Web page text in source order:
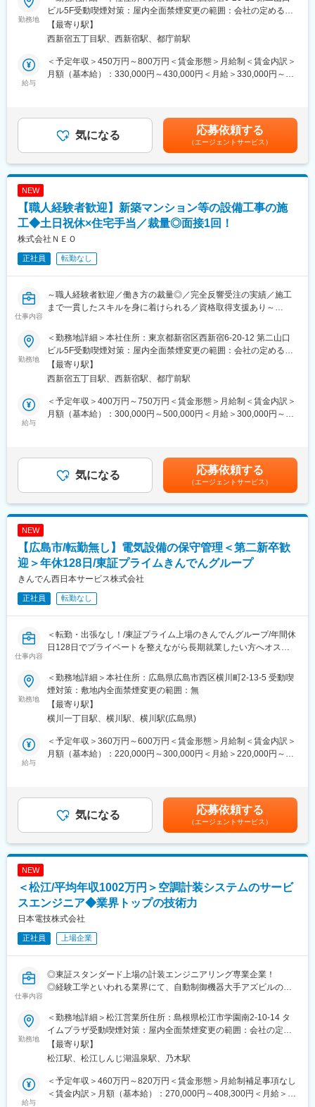
(3)消防設備工事…火災警報器や誘導灯、消火器の更新など、消防
設備機器の管理全般を行います。
＊お客様に対しての機器販売や修繕提案などの営業的な要素はあ
りませんのでご安心ください
▽働き方について
していただきます。休日出勤が発生した場合には、振返休日を取
得していただけます。
・移動時間の関係上、就業時間前の出勤が発生する場合がありま
す。
・施工管理経験を活かして、ご自身の裁量を持って働きたい方
・建築、設備、教育/育成など多分野に興味がある方
・成長企業でチャレンジしたい方
■業務内容
同社の設備施工管理業務をお任せいたします。
都内23区内の新築マンション・新築ホテル・新築オフィスビルの
《具体的な業務内容》
・担当案件エリア：
お1人当たり都内23区内の、1～2件の現場をお任せします
の現場はすべて同社が管理いたします。
依頼主との工事の進め方や協力業者をどこにお任せするのかを
進めながら決めて行きます。
《組織体制》
り、風通しが良く比較的若い組織です。
◎ご入社後、業務になれた後の裁量は各自に任せているため、比
較的に自由にご自身で調整でき、メリハリを付けて就労頂ける環
境
◎成果や仕事内容に応じてしっかりと昇給する風土もあり、経験
者は入社3年で年収1000万超えを目指していただくことも可能
■同社の特徴
規模感の同業の企業様に、年に数回公演会などを依頼される程の
技術力と実績を誇っております。
勤務地
ビル5F受動喫煙対策：屋内全面禁煙変更の範囲：会社の定める事
業所
【最寄り駅】
西新宿五丁目駅、西新宿駅、都庁前駅
給与
＜予定年収＞450万円～800万円＜賃金形態＞月給制＜賃金内訳＞
月額（基本給）：330,000円～430,000円＜月給＞330,000円～
て決定賃金はあくまでも目安の金額であり、選考を通じて上下す
る可能性があります。月給(月額)は固定手当を含めた表記です。
気になる 応募依頼する
（エージェントサービス）
NEW
【職人経験者歓迎】新築マンション等の設備工事の施
工◆土日祝休×住宅手当／裁量◎面接1回！
株式会社ＮＥＯ
正社員 転勤なし
仕事内容
～職人経験者歓迎／働き方の裁量◎／完全反響受注の実績／施工
まで一貫したスキルを身に着けられる／資格取得支援あり～
★こんな方におススメです！★
・建設業界が好きで、働き方を整えながら業務をしたい方
・建物設備に関するスキルの幅を広げていきたい方
・成長企業でチャレンジしていきたい人
■業務内容
同社の設備施工管理業務をお任せいたします。
都内23区内の新築マンション・新築ホテル・新築オフィスビルの
《具体的な業務内容》
・担当案件エリア：1人当たり都内23区内の、1～2件の現場をお
任せします
業して頂いたり弊社の施工管理業務の補助をしていただきます。
《組織体制》
・常勤8名・非常勤２名の少数精鋭組織です。
20代~40代の方が中心で構成されており、風通しが良く比較的
■就業環境について
ご入社後、業務になれた後の裁量は各自に任せているため、比較
そのためメリハリを付けて就労頂ける環境です。
また、果や仕事内容に応じてしっかりと昇給する風土です。
■同社の特徴
2005年に先代の代表と、現在の2代目の代表で創業し立ち上げ、
自社にて独学の「無駄を極限まで省く施工方法」を確立し、創業
から営業活動1度も行った事がございません。当社比べて何倍もの
変更の範囲：会社の定める業務
勤務地
＜勤務地詳細＞本社住所：東京都新宿区西新宿6-20-12 第二山口
ビル5F受動喫煙対策：屋内全面禁煙変更の範囲：会社の定める事
業所
【最寄り駅】
西新宿五丁目駅、西新宿駅、都庁前駅
給与
＜予定年収＞400万円～750万円＜賃金形態＞月給制＜賃金内訳＞
月額（基本給）：300,000円～500,000円＜月給＞300,000円～
能力に応じて決定賃金はあくまでも目安の金額であり、選考を通
じて上下する可能性があります。月給(月額)は固定手当を含めた表
気になる 応募依頼する
（エージェントサービス）
NEW
【広島市/転勤無し】電気設備の保守管理＜第二新卒歓
迎＞年休128日/東証プライムきんでんグループ
きんでん西日本サービス株式会社
正社員 転勤なし
仕事内容
＜転勤・出張なし！/東証プライム上場のきんでんグループ/年間休
日128日でプライベートを整えながら長期就業したい方へオスス
親会社である『株式会社きんでん』が手がけたビル等で使用され
る電気設備の保守、メンテナンス、リニューアル工事において、
施工管理業務をご担当頂きます
■職務内容
広島市内の既存の建物を中心に、メンテナンス・リニューアルを
行っていただきます。 協力会社の方と協同し、案件の施工を管理
頂きます。
＜工事の流れ＞
・設計図の作成
・積算・見積、契約
・現場業務
工事現場で進捗などを確認。図面通り、スケジュール通りに工事
が進むよう、指示出しします。また安全管理も重要な仕事です
※図面の作成については、改修やリニューアルが主なため既にある
図面に対し、手を加える形となるため一から作図することはござ
【施工エリア】
広島市内が中心
【工期】
1日～1ヶ月程度
※泊りがけの出張などは発生しません
お客様の都合により、土日出社する場合もございますが、その場
合は 代休を取得を行い、ワークライフバランスを重視した職場で
す
※土日の出社頻度は月１日程度となります
勤務地
＜勤務地詳細＞本社住所：広島県広島市西区横川町2-13-5 受動喫
煙対策：敷地内全面禁煙変更の範囲：無
【最寄り駅】
横川一丁目駅、横川駅、横川駅(広島県)
給与
＜予定年収＞360万円～600万円＜賃金形態＞月給制＜賃金内訳＞
月額（基本給）：220,000円～300,000円＜月給＞220,000円～
績による■モデル年収：480万円（入社4年目）600万円（入社12
年目）855万円（入社24年目）賃金はあくまでも目安の金額であ
り、選考を通じて上下する可能性があります。月給(月額)は固定手
当を含めた表記です。
気になる 応募依頼する
（エージェントサービス）
NEW
＜松江/平均年収1002万円＞空調計装システムのサービ
スエンジニア◆業界トップの技術力
日本電技株式会社
正社員 上場企業
仕事内容
◎東証スタンダード上場の計装エンジニアリング専業企業！
◎経験工学といわれる業界にて、自動制御機器大手アズビルの最
◎脱炭素などサステナブルな社会の実現にも貢献！
◎男性育休取得率75％！
＼最少のエネルギーで快適な環境を実現する技術／
計装とは…ビルや工場において、空調や生産ラインなど各種の設
備・機械装置を計測・監視・制御の手法によって自動コントロー
ルする技術のこと
近年、省エネ化に必須の技術として注目され、最新のIoT・AI技術
勤務地
＜勤務地詳細＞松江営業所住所：島根県松江市学園南2-10-14 タ
イムプラザ受動喫煙対策：屋内全面禁煙変更の範囲：会社の定め
る事業所（リモートワーク含む）
【最寄り駅】
松江駅、松江しんじ湖温泉駅、乃木駅
給与
＜予定年収＞460万円～820万円＜賃金形態＞月給制補足事項なし
＜賃金内訳＞月額（基本給）：270,000円～408,300円＜月給＞